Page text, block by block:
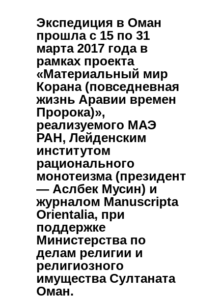
Экспедиция в Оман
прошла с 15 по 31
марта 2017 года в
рамках проекта
«Материальный мир
Корана (повседневная
жизнь Аравии времен
Пророка)»,
реализуемого МАЭ
РАН, Лейденским
институтом
рационального
монотеизма (президент
— Аслбек Мусин) и
журналом Manuscripta
Orientalia, при
поддержке
Министерства по
делам религии и
религиозного
имущества Султаната
Оман.